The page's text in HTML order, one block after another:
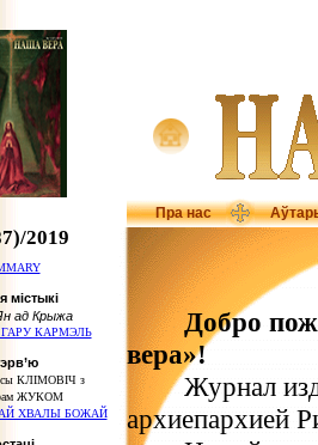
Пра нас
2019
містыкі
ад Крыжа
КАРМЭЛЬ
КЛІМОВІЧ з
ЖУКОМ
ХВАЛЫ БОЖАЙ
Добро
вера»!
Журнал
архиепархией